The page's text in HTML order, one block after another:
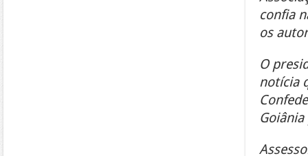
confia
os
O
notícia